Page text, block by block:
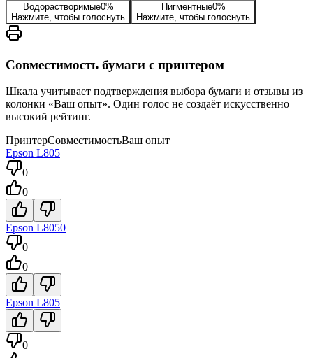
Водорастворимые0%
Нажмите, чтобы голоснуть
Пигментные0%
Нажмите, чтобы голоснуть
Совместимость бумаги с принтером
Шкала учитывает подтверждения выбора бумаги и отзывы из
колонки «Ваш опыт». Один голос не создаёт искусственно
высокий рейтинг.
ПринтерСовместимостьВаш опыт
Epson L805
0
0
Epson L8050
0
0
Epson L805
0